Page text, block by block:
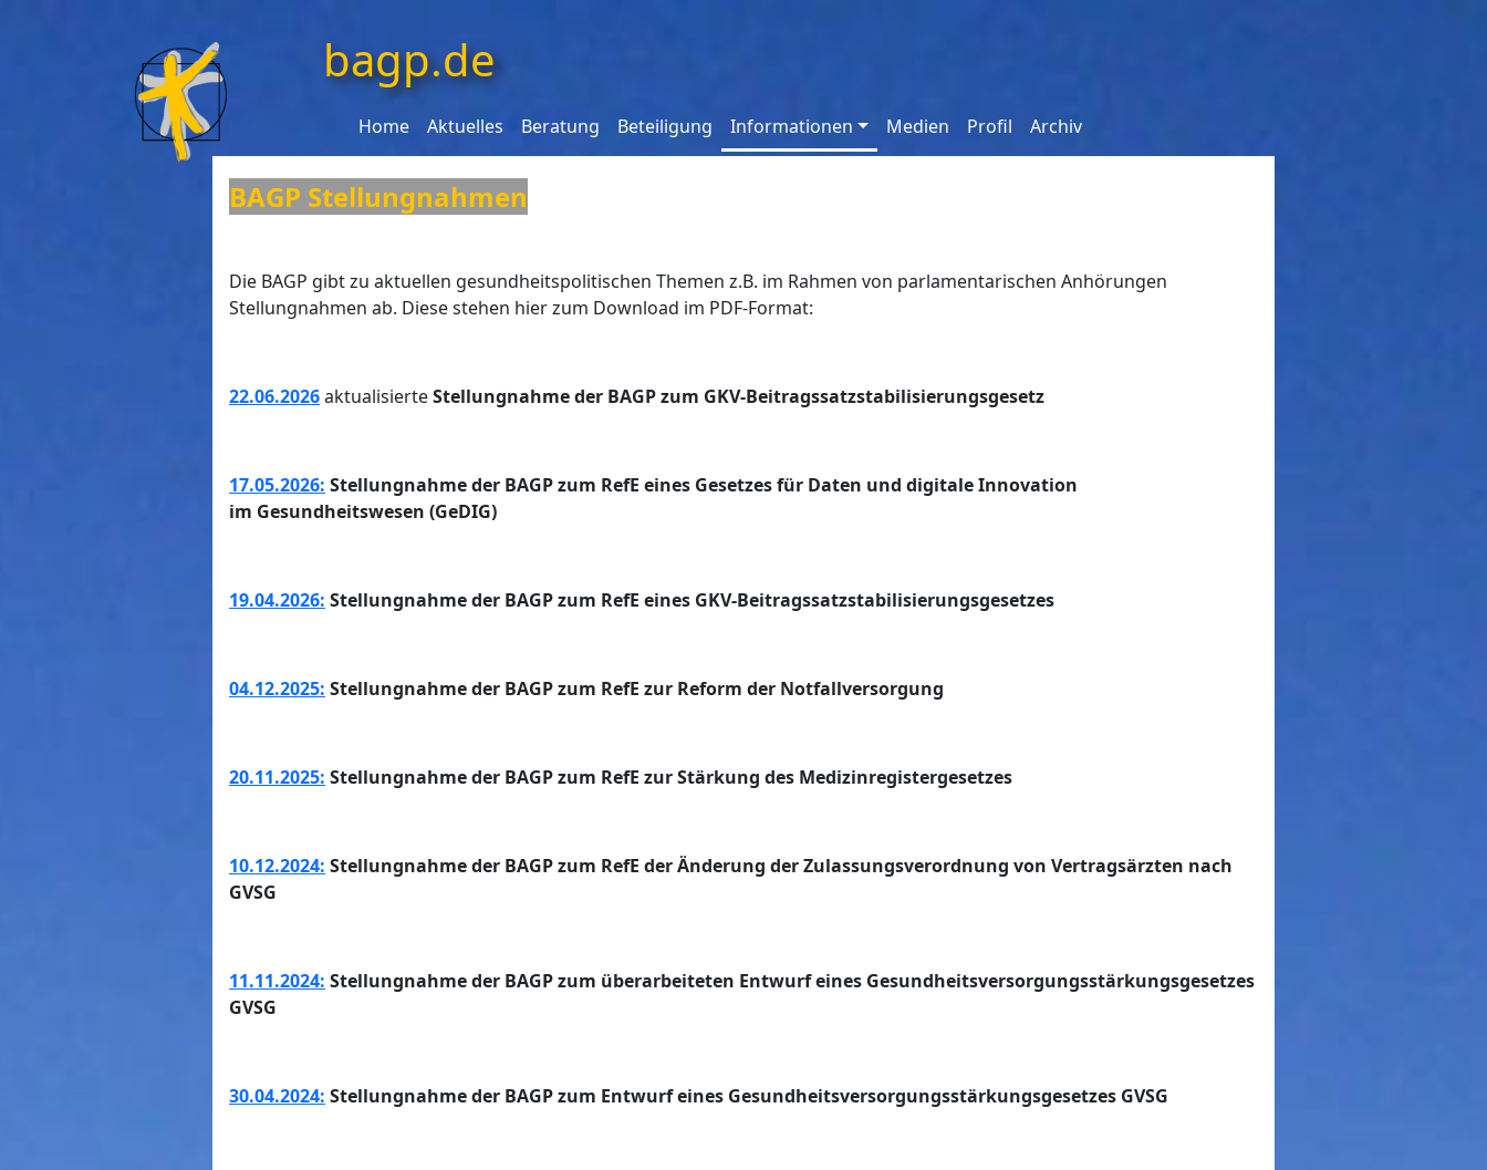
bagp.de
Home Aktuelles Beratung Beteiligung Informationen Medien Profil Archiv
BAGP Stellungnahmen
Die BAGP gibt zu aktuellen gesundheitspolitischen Themen z.B. im Rahmen von parlamentarischen Anhörungen
Stellungnahmen ab. Diese stehen hier zum Download im PDF-Format:
22.06.2026aktualisierteStellungnahme der BAGP zum GKV-Beitragssatzstabilisierungsgesetz
17.05.2026: Stellungnahme der BAGP zum RefE eines Gesetzes für Daten und digitale Innovation
im Gesundheitswesen (GeDIG)
19.04.2026: Stellungnahme der BAGP zum RefE eines GKV-Beitragssatzstabilisierungsgesetzes
04.12.2025: Stellungnahme der BAGP zum RefE zur Reform der Notfallversorgung
20.11.2025: Stellungnahme der BAGP zum RefE zur Stärkung des Medizinregistergesetzes
10.12.2024: Stellungnahme der BAGP zum RefE der Änderung der Zulassungsverordnung von Vertragsärzten nach
GVSG
11.11.2024: Stellungnahme der BAGP zum überarbeiteten Entwurf eines Gesundheitsversorgungsstärkungsgesetzes
GVSG
30.04.2024: Stellungnahme der BAGP zum Entwurf eines Gesundheitsversorgungsstärkungsgesetzes GVSG